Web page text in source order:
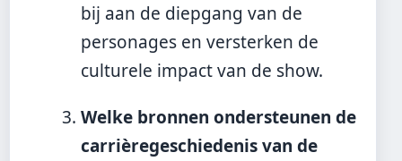
bij aan de diepgang van de
personages en versterken de
culturele impact van de show.
Welke bronnen ondersteunen de
carrièregeschiedenis van de